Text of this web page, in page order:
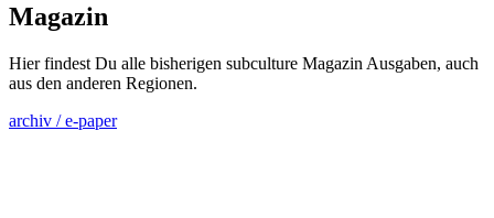
Magazin
Hier findest Du alle bisherigen subculture Magazin Ausgaben, auch
aus den anderen Regionen.
archiv / e-paper